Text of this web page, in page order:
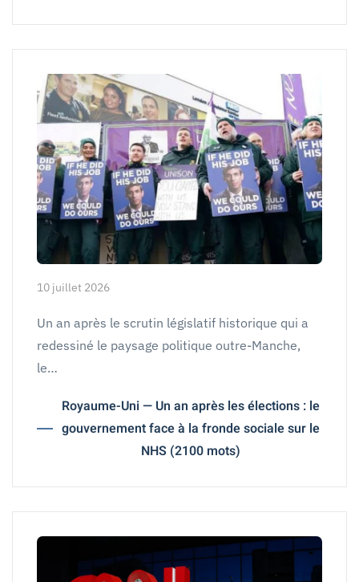
10 juillet 2026
Un an après le scrutin législatif historique qui a
redessiné le paysage politique outre-Manche,
le…
Royaume-Uni — Un an après les élections : le
gouvernement face à la fronde sociale sur le
NHS (2100 mots)